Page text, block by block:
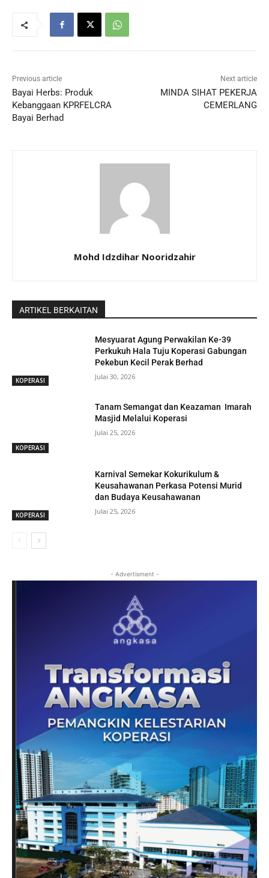
Previous article
Bayai Herbs: Produk
Kebanggaan KPRFELCRA
Bayai Berhad
Next article
MINDA SIHAT PEKERJA
CEMERLANG
Mohd Idzdihar Nooridzahir
ARTIKEL BERKAITAN
KOPERASI
Mesyuarat Agung Perwakilan Ke-39
Perkukuh Hala Tuju Koperasi Gabungan
Pekebun Kecil Perak Berhad
Julai 30, 2026
KOPERASI
Tanam Semangat dan Keazaman Imarah
Masjid Melalui Koperasi
Julai 25, 2026
KOPERASI
Karnival Semekar Kokurikulum &
Keusahawanan Perkasa Potensi Murid
dan Budaya Keusahawanan
Julai 25, 2026
- Advertisment -